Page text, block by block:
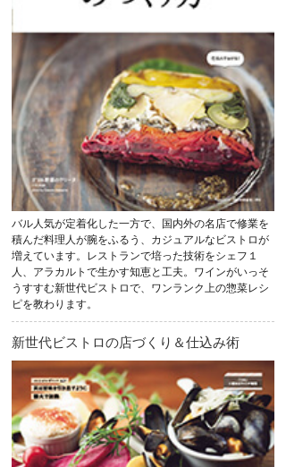
バル人気が定着化した一方で、国内外の名店で修業を
積んだ料理人が腕をふるう、カジュアルなビストロが
増えています。レストランで培った技術をシェフ１
人、アラカルトで生かす知恵と工夫。ワインがいっそ
うすすむ新世代ビストロで、ワンランク上の惣菜レシ
ピを教わります。
新世代ビストロの店づくり＆仕込み術